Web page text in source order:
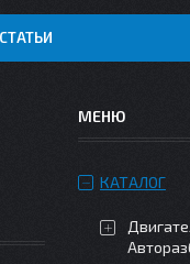
СТАТЬИ
КАТАЛОГ